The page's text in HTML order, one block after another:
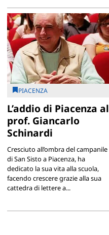
PIACENZA
L’addio di Piacenza al
prof. Giancarlo
Schinardi
Cresciuto all’ombra del campanile
di San Sisto a Piacenza, ha
dedicato la sua vita alla scuola,
facendo crescere grazie alla sua
cattedra di lettere a...